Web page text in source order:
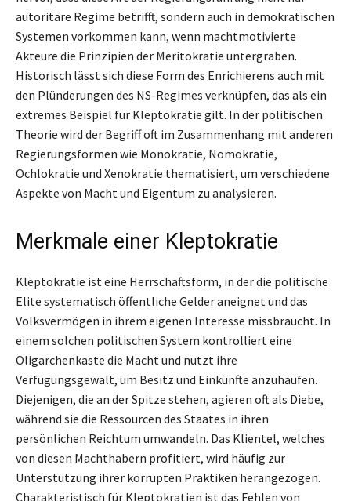
autoritäre Regime betrifft, sondern auch in demokratischen
Systemen vorkommen kann, wenn machtmotivierte
Akteure die Prinzipien der Meritokratie untergraben.
Historisch lässt sich diese Form des Enrichierens auch mit
den Plünderungen des NS-Regimes verknüpfen, das als ein
extremes Beispiel für Kleptokratie gilt. In der politischen
Theorie wird der Begriff oft im Zusammenhang mit anderen
Regierungsformen wie Monokratie, Nomokratie,
Ochlokratie und Xenokratie thematisiert, um verschiedene
Aspekte von Macht und Eigentum zu analysieren.
Merkmale einer Kleptokratie
Kleptokratie ist eine Herrschaftsform, in der die politische
Elite systematisch öffentliche Gelder aneignet und das
Volksvermögen in ihrem eigenen Interesse missbraucht. In
einem solchen politischen System kontrolliert eine
Oligarchenkaste die Macht und nutzt ihre
Verfügungsgewalt, um Besitz und Einkünfte anzuhäufen.
Diejenigen, die an der Spitze stehen, agieren oft als Diebe,
während sie die Ressourcen des Staates in ihren
persönlichen Reichtum umwandeln. Das Klientel, welches
von diesen Machthabern profitiert, wird häufig zur
Unterstützung ihrer korrupten Praktiken herangezogen.
Charakteristisch für Kleptokratien ist das Fehlen von